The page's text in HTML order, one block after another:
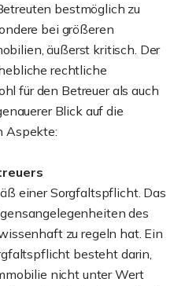
bestmöglich zu
bei größeren
äußerst kritisch. Der
rechtliche
für den Betreuer als auch
Blick auf die
Aspekte:
einer Sorgfaltspflicht. Das
des
zu regeln hat. Ein
besteht darin,
nicht unter Wert